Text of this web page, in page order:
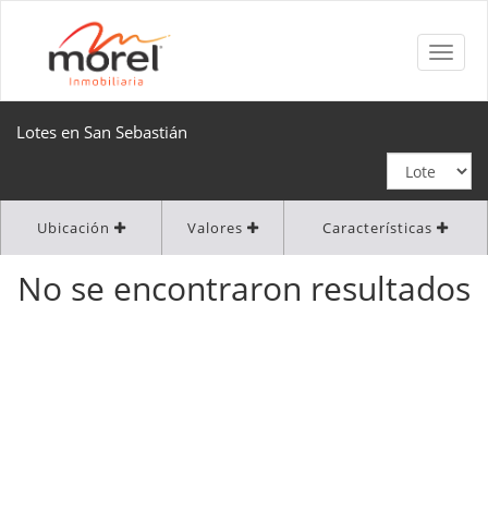
Lotes en San Sebastián
Ubicación Valores Características
No se encontraron resultados